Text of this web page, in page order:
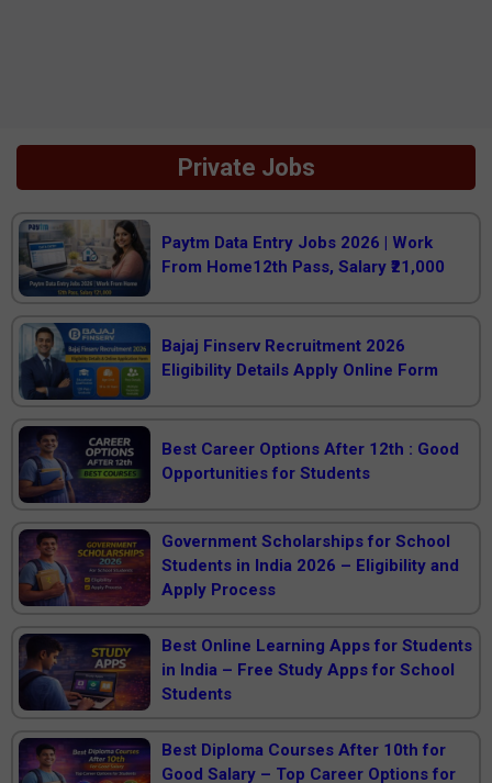
Private Jobs
Paytm Data Entry Jobs 2026 | Work
From Home12th Pass, Salary ₹21,000
Bajaj Finserv Recruitment 2026
Eligibility Details Apply Online Form
Best Career Options After 12th : Good
Opportunities for Students
Government Scholarships for School
Students in India 2026 – Eligibility and
Apply Process
Best Online Learning Apps for Students
in India – Free Study Apps for School
Students
Best Diploma Courses After 10th for
Good Salary – Top Career Options for